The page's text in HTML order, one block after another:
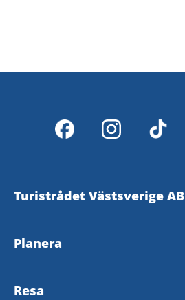
Turistrådet Västsverige AB
Tipsa om evenemang
Planera
Nyhetsbrev från Västsverige
Resa